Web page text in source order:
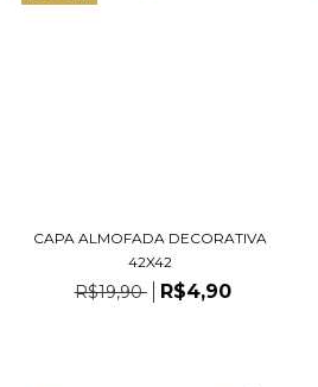
CAPA ALMOFADA DECORATIVA
42X42
R$19,90 R$4,90